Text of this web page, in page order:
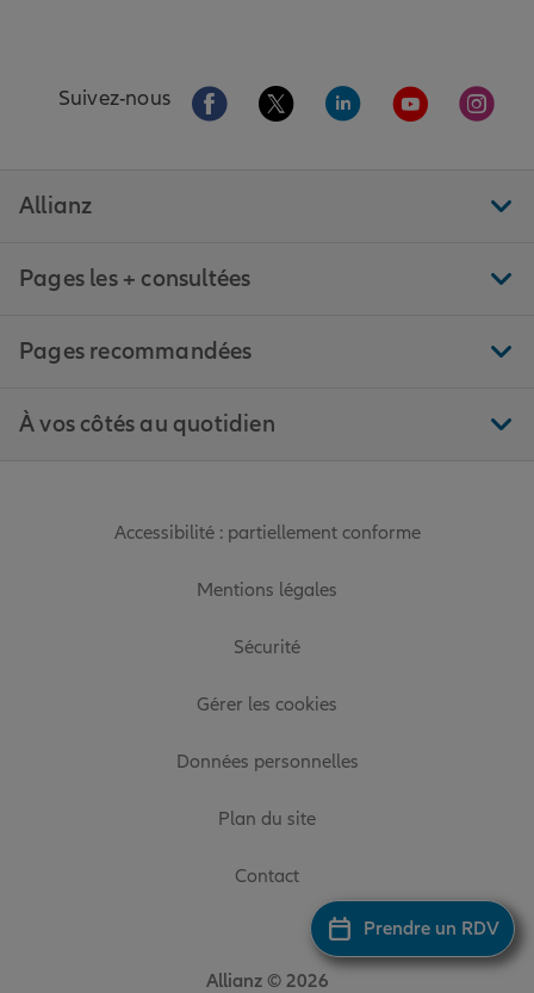
Prendre un RDV
Suivez-nous Aller sur la page Facebook de Allianz
Aller sur la page Twitter de
Aller sur la page
Aller sur la
Aller
Allianz
Pages les + consultées
Pages recommandées
À vos côtés au quotidien
Accessibilité : partiellement conforme
Mentions légales
Sécurité
Gérer les cookies
Données personnelles
Plan du site
Contact
Allianz © 2026